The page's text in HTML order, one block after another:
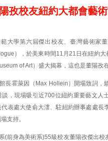
孜校友紐約大都會藝
範大學第六屆傑出校友、臺灣藝術家
），於美東時間11月21日在紐約
of Art）盛大揭幕，這也是董陽孜
長霍萊因（Max Hollein）開場致詞，
，現場吸引近700位紐約重要藝文人
代表處大使俞大㵢、駐紐約辦事處處長
支持。
(前身為美術系)55級校友董陽孜傑出校